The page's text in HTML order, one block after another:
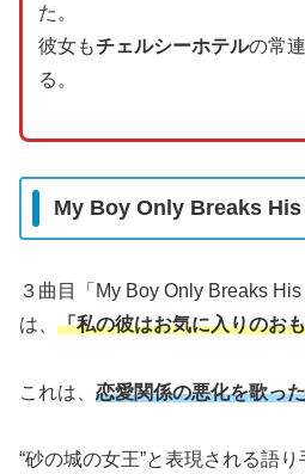
た。
彼女もチェルシーホテルの常
る。
My Boy Only Breaks
３曲目「My Boy Only Breaks
は、 「私の彼はお気に入りのお
これは、 恋愛関係の悪化を歌っ
“砂の城の女王”と表現される語